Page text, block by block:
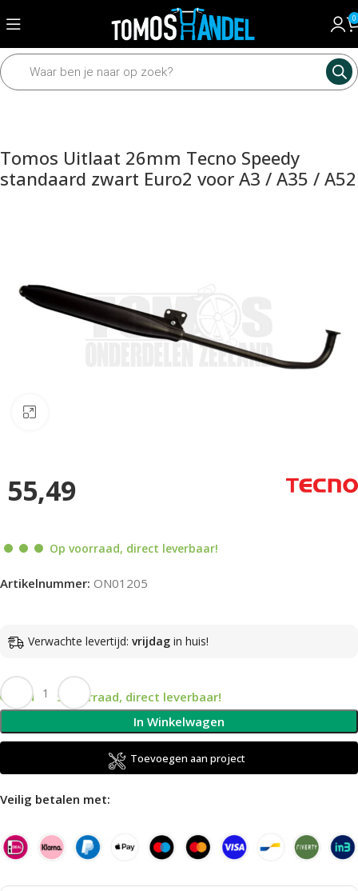
0
Home Motordelen Uitlaat Uitlaten
Tomos Uitlaat 26mm Tecno Speedy
standaard zwart Euro2 voor A3 / A35 / A52
55,49
Op voorraad, direct leverbaar!
Artikelnummer: ON01205
Verwachte levertijd: vrijdag in huis!
Op voorraad, direct leverbaar!
In Winkelwagen
Toevoegen aan project
Veilig betalen met: